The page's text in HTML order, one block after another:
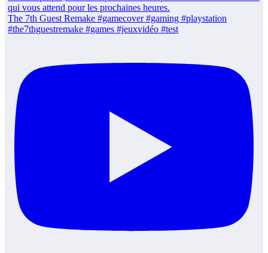
The 7th Guest Remake #gamecover #gaming #playstation
#the7thguestremake #games #jeuxvidéo #test